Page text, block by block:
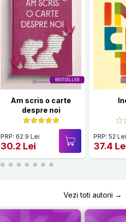
BESTSELLER
Am scris o carte
despre noi
PRP: 62.9 Lei
30.2 Lei
PRP: 52
37.4
Vezi toti autorii →